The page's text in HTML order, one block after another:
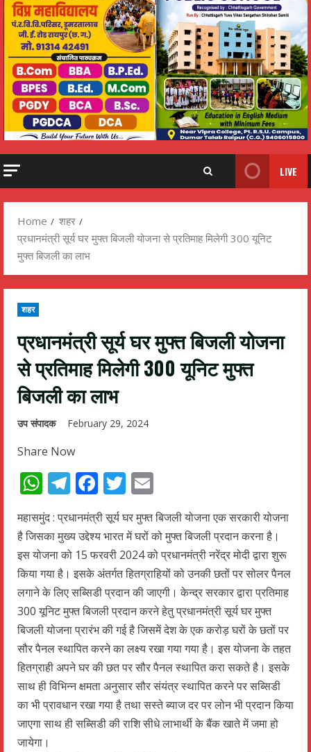
LIVE
Home
शहर
प्रधानमंत्री सूर्य घर मुफ्त बिजली योजना से प्रतिमाह मिलेगी 300 यूनिट
मुफ्त बिजली का लाभ
शहर
प्रधानमंत्री सूर्य घर मुफ्त बिजली योजना
से प्रतिमाह मिलेगी 300 यूनिट मुफ्त
बिजली का लाभ
उप संपादक February 29, 2024
Share Now
WhatsApp
Telegram
Facebook
Twitter
महासमुंद : प्रधानमंत्री सूर्य घर मुफ्त बिजली योजना एक सरकारी योजना
है जिसका मुख्य उद्देश्य भारत में घरों को मुफ्त बिजली प्रदान करना है।
इस योजना को 15 फरवरी 2024 को प्रधानमंत्री नरेंद्र मोदी द्वारा शुरू
किया गया है। इसके अंतर्गत हितग्राहियों को उनकी छतों पर सोलर पैनल
लगाने के लिए सब्सिडी प्रदान की जाएगी। केन्द्र सरकार द्वारा प्रतिमाह
300 यूनिट मुफ्त बिजली प्रदान करने हेतु प्रधानमंत्री सूर्य घर मुफ्त
बिजली योजना प्रारंभ की गई है जिसमें देश के एक करोड़ घरों के छतों पर
सौर पैनल स्थापित करने का लक्ष्य रखा गया गया है। इस योजना के तहत
हितग्राही अपने घर की छत पर सौर पैनल स्थापित करा सकते है। इसके
साथ ही विभिन्न क्षमता अनुसार सौर संयंत्र स्थापित करने पर सब्सिडी
का भी प्रावधान रखा गया है तथा सस्ते ब्याज दर पर लोन भी प्रदान किया
जाएगा साथ ही सब्सिडी की राशि सीधे लाभार्थी के बैंक खाते में जमा हो
जायेगा।